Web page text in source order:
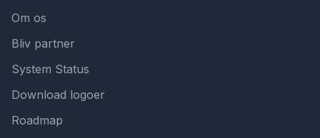
Om os
Bliv partner
System Status
Download logoer
Roadmap